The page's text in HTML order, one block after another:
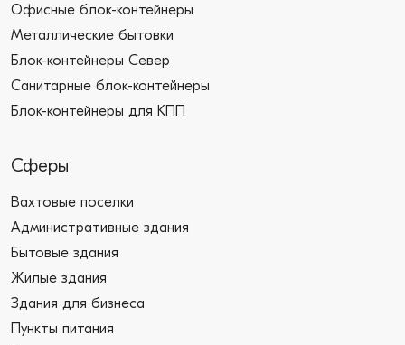
Офисные блок-контейнеры
Металлические бытовки
Блок-контейнеры Север
Санитарные блок-контейнеры
Блок-контейнеры для КПП
Сферы
Вахтовые поселки
Административные здания
Бытовые здания
Жилые здания
Здания для бизнеса
Пункты питания